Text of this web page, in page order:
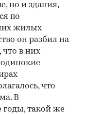
но и здания,
по
жилых
он разбил на
что в них
что
В
годы, такой же